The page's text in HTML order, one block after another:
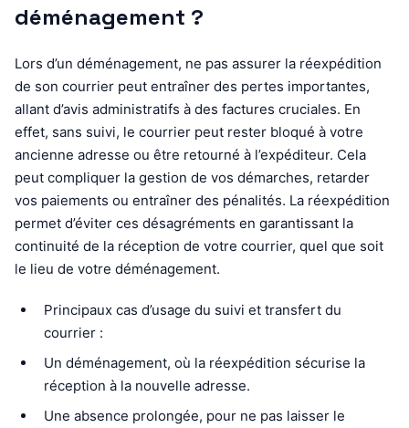
déménagement ?
Lors d’un déménagement, ne pas assurer la réexpédition
de son courrier peut entraîner des pertes importantes,
allant d’avis administratifs à des factures cruciales. En
effet, sans suivi, le courrier peut rester bloqué à votre
ancienne adresse ou être retourné à l’expéditeur. Cela
peut compliquer la gestion de vos démarches, retarder
vos paiements ou entraîner des pénalités. La réexpédition
permet d’éviter ces désagréments en garantissant la
continuité de la réception de votre courrier, quel que soit
le lieu de votre déménagement.
Principaux cas d’usage du suivi et transfert du
courrier :
Un déménagement, où la réexpédition sécurise la
réception à la nouvelle adresse.
Une absence prolongée, pour ne pas laisser le